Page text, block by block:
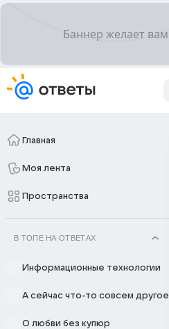
Главная
Моя лента
Пространства
В ТОПЕ НА ОТВЕТАХ
Информационные технологии
А сейчас что-то совсем другое
О любви без купюр